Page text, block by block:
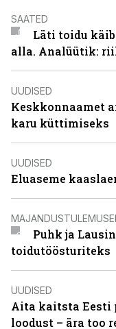
SAATED
Läti toidu
alla. Analüütik:
UUDISED
Keskkonnaamet
karu küttimiseks
UUDISED
Eluaseme
Puhk ja
toidutöösturiteks
UUDISED
Aita kaitsta Eesti
loodust – ära too